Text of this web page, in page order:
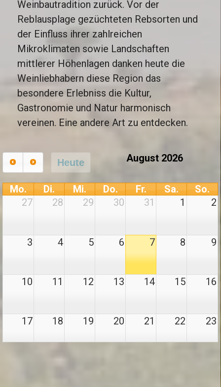
Weinbautradition zurück. Vor der
Reblausplage gezüchteten Rebsorten und
der Einfluss ihrer zahlreichen
Mikroklimaten sowie Landschaften
mittlerer Höhenlagen danken heute die
Weinliebhabern diese Region das
besondere Erlebniss die Kultur,
Gastronomie und Natur harmonisch
vereinen. Eine andere Art zu entdecken.
Heute August 2026
Mo. Di. Mi. Do. Fr. Sa.
So.
27
28 29 30 31 1 2
3 4 5 6 7 8 9
10 11 12 13 14 15 16
17 18 19 20 21 22 23